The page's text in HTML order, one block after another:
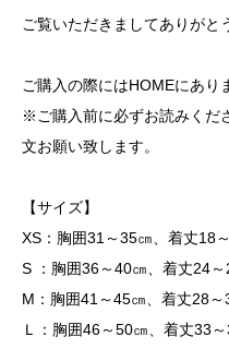
ご覧いただきましてありがと
ご購入の際にはHOMEにあり
※ご購入前に必ずお読みくだ
文お願い致します。
【サイズ】
XS：胸囲31～35㎝、着丈18
S ：胸囲36～40㎝、着丈24～
M：胸囲41～45㎝、着丈28～
Ｌ：胸囲46～50㎝、着丈33